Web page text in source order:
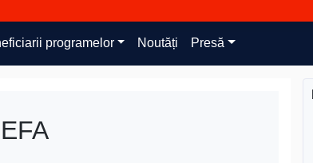
programelor Noutăți Presă